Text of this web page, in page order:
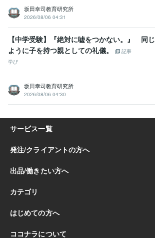
坂田幸司教育研究所
2026/08/06 04:31
【中学受験】『絶対に嘘をつかない。』 同じ
ように子を持つ親としての礼儀。
記事
学び
坂田幸司教育研究所
2026/08/06 04:30